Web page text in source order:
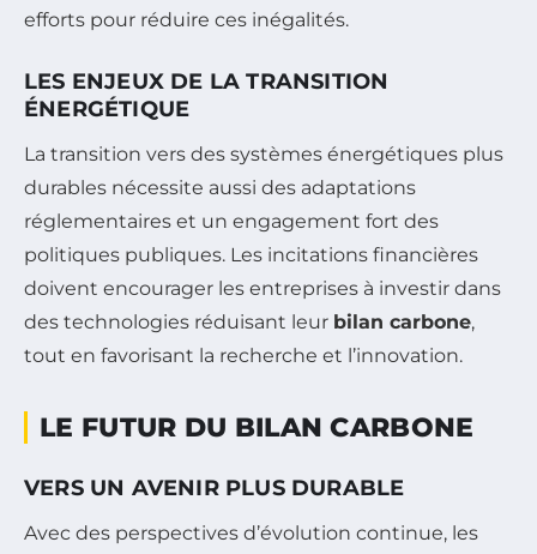
efforts pour réduire ces inégalités.
LES ENJEUX DE LA TRANSITION
ÉNERGÉTIQUE
La transition vers des systèmes énergétiques plus
durables nécessite aussi des adaptations
réglementaires et un engagement fort des
politiques publiques. Les incitations financières
doivent encourager les entreprises à investir dans
des technologies réduisant leur bilan carbone,
tout en favorisant la recherche et l’innovation.
LE FUTUR DU BILAN CARBONE
VERS UN AVENIR PLUS DURABLE
Avec des perspectives d’évolution continue, les